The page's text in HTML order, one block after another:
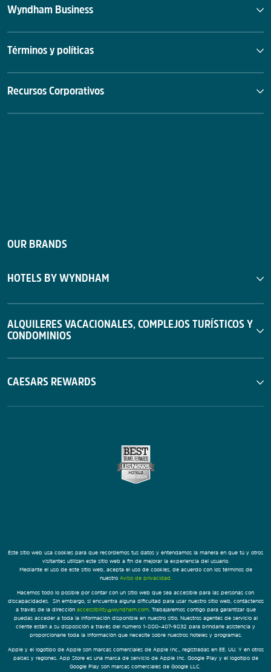
Wyndham Business
Términos y políticas
Recursos Corporativos
OUR BRANDS
HOTELS BY WYNDHAM
ALQUILERES VACACIONALES, COMPLEJOS TURÍSTICOS Y
CONDOMINIOS
CAESARS REWARDS
Este sitio web usa cookies para que recordemos tus datos y entendamos la manera en que tú y otros
visitantes utilizan este sitio web a fin de mejorar la experiencia del usuario.
Mediante el uso de este sitio web, acepta el uso de cookies, de acuerdo con los términos de
nuestro Aviso de privacidad.
Hacemos todo lo posible por contar con un sitio web que sea accesible para las personas con
discapacidades. Sin embargo, si encuentra alguna dificultad para usar nuestro sitio web, contáctenos
a través de la dirección accessibility@wyndham.com. Trabajaremos contigo para garantizar que
puedas acceder a toda la información disponible en nuestro sitio. Nuestros agentes de servicio al
cliente están a su disposición a través del número 1-800-407-9832 para brindarle asistencia y
proporcionarle toda la información que necesite sobre nuestros hoteles y programas.
Apple y el logotipo de Apple son marcas comerciales de Apple Inc., registradas en EE. UU. Y en otros
países y regiones. App Store es una marca de servicio de Apple Inc. Google Play y el logotipo de
Google Play son marcas comerciales de Google LLC.